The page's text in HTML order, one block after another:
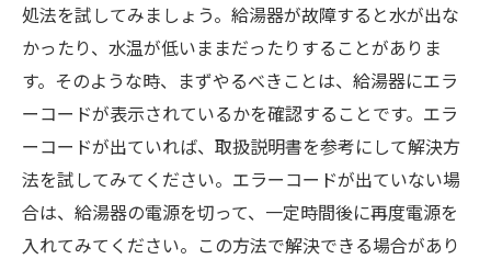
処法を試してみましょう。給湯器が故障すると水が出な
かったり、水温が低いままだったりすることがありま
す。そのような時、まずやるべきことは、給湯器にエラ
ーコードが表示されているかを確認することです。エラ
ーコードが出ていれば、取扱説明書を参考にして解決方
法を試してみてください。エラーコードが出ていない場
合は、給湯器の電源を切って、一定時間後に再度電源を
入れてみてください。この方法で解決できる場合があり